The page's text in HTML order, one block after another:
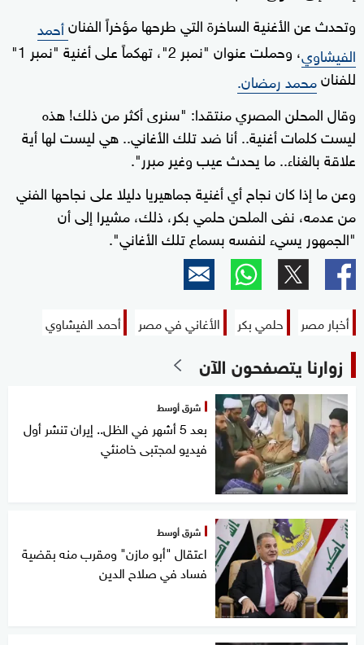
وتحدث عن الأغنية الساخرة التي طرحها مؤخراً الفنانأحمد
الفيشاوي
، وحملت عنوان "نمبر 2"، تهكماً على أغنية "نمبر 1"
للفنانمحمد رمضان.
وقال المحلن المصري منتقدا: "سنرى أكثر من ذلك! هذه
ليست كلمات أغنية.. أنا ضد تلك الأغاني.. هي ليست لها أية
علاقة بالغناء.. ما يحدث عيب وغير مبرر".
وعن ما إذا كان نجاح أي أغنية جماهيريا دليلا على نجاحها الفني
من عدمه، نفى الملحن حلمي بكر، ذلك، مشيرا إلى أن
"الجمهور يسيء لنفسه بسماع تلك الأغاني".
أخبار مصر حلمي بكر الأغاني في مصر أحمد الفيشاوي
زوارنا يتصفحون الآن
شرق أوسط
بعد 5 أشهر في الظل.. إيران تنشر أول
فيديو لمجتبى خامنئي
شرق أوسط
اعتقال "أبو مازن" ومقرب منه بقضية
فساد في صلاح الدين